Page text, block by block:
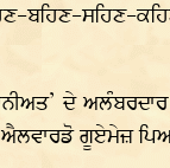
ਬਹਿਣ-
ਦੇ
ਗੂਏਮੇਜ਼